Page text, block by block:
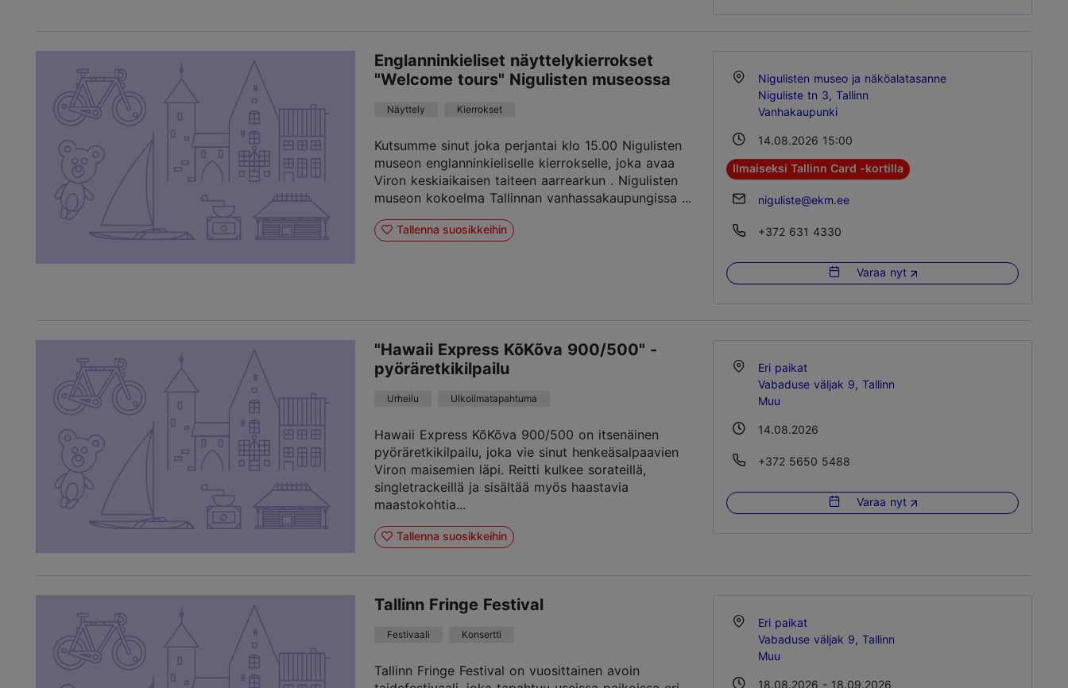
Englanninkieliset näyttelykierrokset
"Welcome tours" Nigulisten museossa
Näyttely Kierrokset
Kutsumme sinut joka perjantai klo 15.00 Nigulisten
museon englanninkieliselle kierrokselle, joka avaa
Viron keskiaikaisen taiteen aarrearkun . Nigulisten
museon kokoelma Tallinnan vanhassakaupungissa ...
Tallenna suosikkeihin
Nigulisten museo ja näköalatasanne
Niguliste tn 3, Tallinn
Vanhakaupunki
14.08.2026 15:00
Ilmaiseksi Tallinn Card -kortilla
niguliste@ekm.ee
+372 631 4330
Varaa nyt
"Hawaii Express KõKõva 900/500" -
pyöräretkikilpailu
Urheilu Ulkoilmatapahtuma
Hawaii Express KõKõva 900/500 on itsenäinen
pyöräretkikilpailu, joka vie sinut henkeäsalpaavien
Viron maisemien läpi. Reitti kulkee sorateillä,
singletrackeillä ja sisältää myös haastavia
maastokohtia...
Tallenna suosikkeihin
Eri paikat
Vabaduse väljak 9, Tallinn
Muu
14.08.2026
+372 5650 5488
Varaa nyt
Tallinn Fringe Festival
Festivaali Konsertti
Tallinn Fringe Festival on vuosittainen avoin
Eri paikat
Vabaduse väljak 9, Tallinn
Muu
18.08.2026 - 18.09.2026